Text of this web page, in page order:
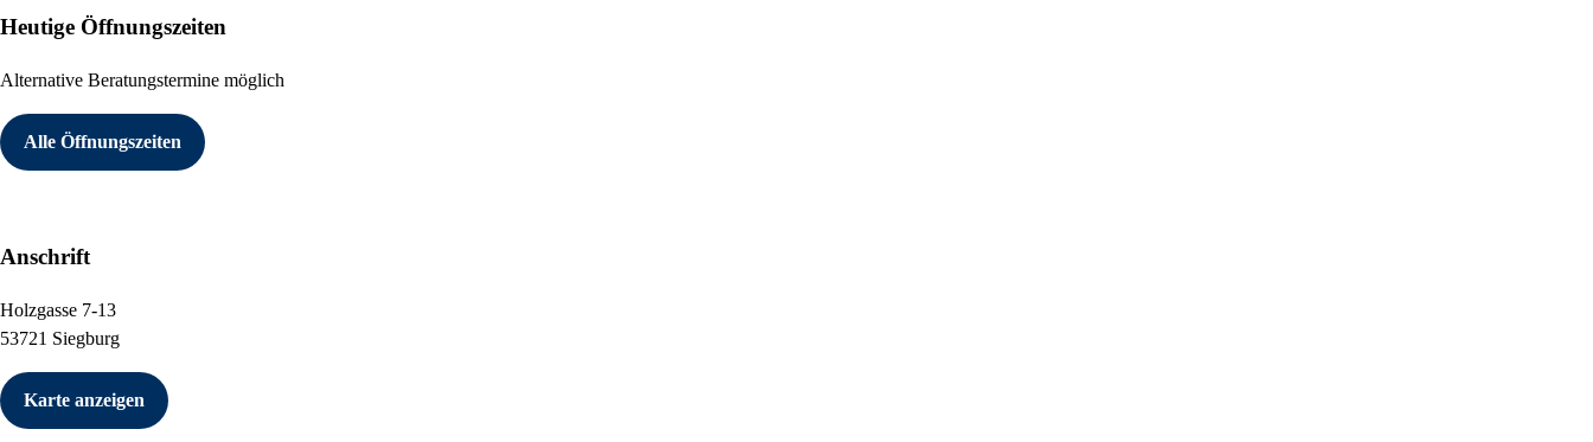
Heutige Öffnungszeiten
Alternative Beratungstermine möglich
Alle Öffnungszeiten
Anschrift
Holzgasse 7-13
53721 Siegburg
Karte anzeigen